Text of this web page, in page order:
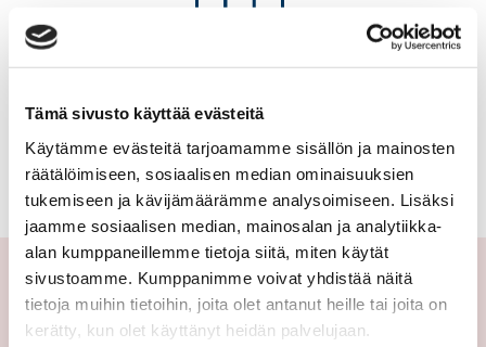
Tämä sivusto käyttää evästeitä
Käytämme evästeitä tarjoamamme sisällön ja mainosten
räätälöimiseen, sosiaalisen median ominaisuuksien
tukemiseen ja kävijämäärämme analysoimiseen. Lisäksi
jaamme sosiaalisen median, mainosalan ja analytiikka-
alan kumppaneillemme tietoja siitä, miten käytät
sivustoamme. Kumppanimme voivat yhdistää näitä
tietoja muihin tietoihin, joita olet antanut heille tai joita on
kerätty, kun olet käyttänyt heidän palvelujaan.
seuraavat
kohteet:
kerrostalo,
luhtitalo
Ei kohteita tällä hetkellä.
Katso kaikki kohteemme
Yhteystiedot